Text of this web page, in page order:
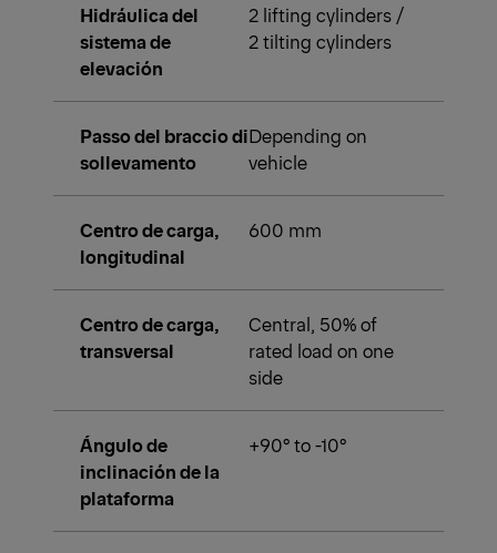
Hidráulica del
sistema de
elevación
2 lifting cylinders /
2 tilting cylinders
Passo del braccio di
sollevamento
Depending on
vehicle
Centro de carga,
longitudinal
600 mm
Centro de carga,
transversal
Central, 50% of
rated load on one
side
Ángulo de
inclinación de la
plataforma
+90° to -10°